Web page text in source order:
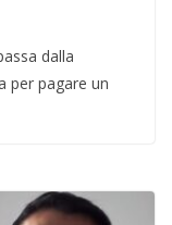
dalla
per pagare un